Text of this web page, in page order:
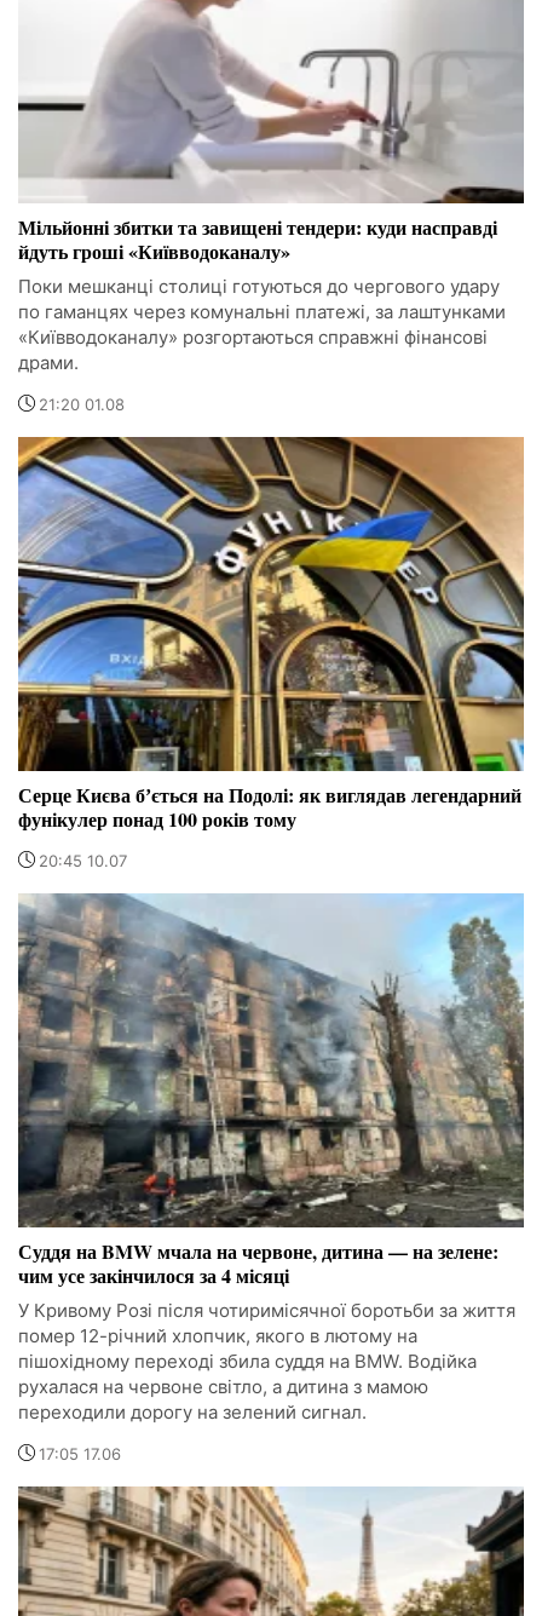
Мільйонні збитки та завищені тендери: куди насправді
йдуть гроші «Київводоканалу»
Поки мешканці столиці готуються до чергового удару
по гаманцях через комунальні платежі, за лаштунками
«Київводоканалу» розгортаються справжні фінансові
драми.
21:20 01.08
Серце Києва бʼється на Подолі: як виглядав легендарний
фунікулер понад 100 років тому
20:45 10.07
Суддя на BMW мчала на червоне, дитина — на зелене:
чим усе закінчилося за 4 місяці
У Кривому Розі після чотиримісячної боротьби за життя
помер 12-річний хлопчик, якого в лютому на
пішохідному переході збила суддя на BMW. Водійка
рухалася на червоне світло, а дитина з мамою
переходили дорогу на зелений сигнал.
17:05 17.06